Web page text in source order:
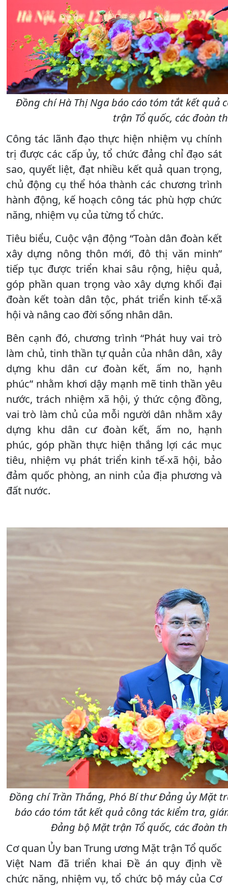
Đồng chí Hà Thị Nga báo cáo tóm tắt kết quả
trận Tổ quốc, các đoàn
Công tác lãnh đạo thực hiện nhiệm vụ chính
trị được các cấp ủy, tổ chức đảng chỉ đạo sát
sao, quyết liệt, đạt nhiều kết quả quan trọng,
chủ động cụ thể hóa thành các chương trình
hành động, kế hoạch công tác phù hợp chức
năng, nhiệm vụ của từng tổ chức.
Tiêu biểu, Cuộc vận động “Toàn dân đoàn kết
xây dựng nông thôn mới, đô thị văn minh”
tiếp tục được triển khai sâu rộng, hiệu quả,
góp phần quan trọng vào xây dựng khối đại
đoàn kết toàn dân tộc, phát triển kinh tế-xã
hội và nâng cao đời sống nhân dân.
Bên cạnh đó, chương trình “Phát huy vai trò
làm chủ, tinh thần tự quản của nhân dân, xây
dựng khu dân cư đoàn kết, ấm no, hạnh
phúc” nhằm khơi dậy mạnh mẽ tinh thần yêu
nước, trách nhiệm xã hội, ý thức cộng đồng,
vai trò làm chủ của mỗi người dân nhằm xây
dựng khu dân cư đoàn kết, ấm no, hạnh
phúc, góp phần thực hiện thắng lợi các mục
tiêu, nhiệm vụ phát triển kinh tế-xã hội, bảo
đảm quốc phòng, an ninh của địa phương và
đất nước.
Đồng chí Trần Thắng, Phó Bí thư Đảng ủy Mặt
báo cáo tóm tắt kết quả công tác kiểm tra,
Đảng bộ Mặt trận Tổ quốc, các đoàn
Cơ quan Ủy ban Trung ương Mặt trận Tổ quốc
Việt Nam đã triển khai Đề án quy định về
chức năng, nhiệm vụ, tổ chức bộ máy của Cơ